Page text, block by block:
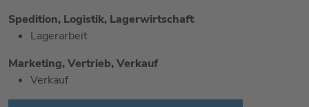
Spedition, Logistik, Lagerwirtschaft
Lagerarbeit
Marketing, Vertrieb, Verkauf
Verkauf